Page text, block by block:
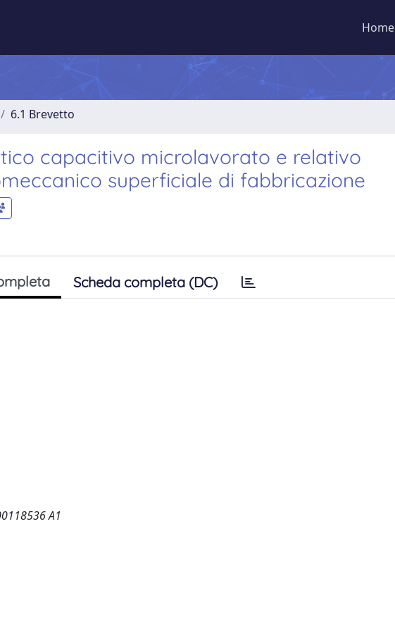
Home
6.1 Brevetto
capacitivo microlavorato e relativo
superficiale di fabbricazione
Scheda completa (DC)
A1